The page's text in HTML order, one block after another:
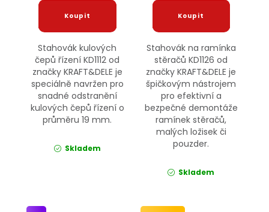
Stahovák kulových
čepů řízení KD1112 od
značky KRAFT&DELE je
speciálně navržen pro
snadné odstranění
kulových čepů řízení o
průměru 19 mm.
Skladem
Stahovák na ramínka
stěračů KD1126 od
značky KRAFT&DELE je
špičkovým nástrojem
pro efektivní a
bezpečné demontáže
ramínek stěračů,
malých ložisek či
pouzder.
Skladem